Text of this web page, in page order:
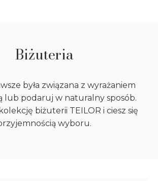
Biżuteria
była związana z wyrażaniem
lub podaruj w naturalny sposób.
biżuterii TEILOR i ciesz się
wyboru.